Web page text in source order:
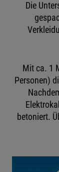
Die
Mit ca. 1
Personen)
betoniert.